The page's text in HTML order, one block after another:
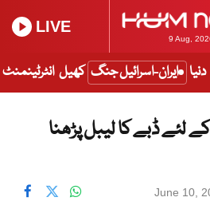
9 Aug,
LIVE
دنیا ایران-اسرائیل جنگ کھیل انٹرٹینمنٹ
ڈبے کا لیبل پڑھنا
June 10,